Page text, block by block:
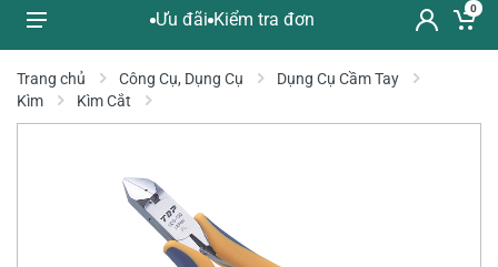
Ưu đãi Kiểm tra đơn
0
Trang chủ Công Cụ, Dụng Cụ
Dụng Cụ Cầm Tay
Kìm
Kìm Cắt